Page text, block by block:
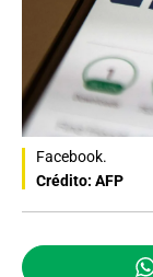
Facebook.
Crédito: AFP